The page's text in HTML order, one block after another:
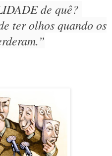
de quê?
ter olhos quando os